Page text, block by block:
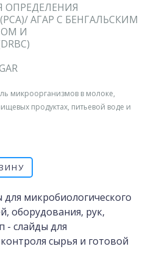
ОПРЕДЕЛЕНИЯ
АГАР С БЕНГАЛЬСКИМ
И
микроорганизмов в молоке,
продуктах, питьевой воде и
микробиологического
оборудования, рук,
- слайды для
сырья и готовой